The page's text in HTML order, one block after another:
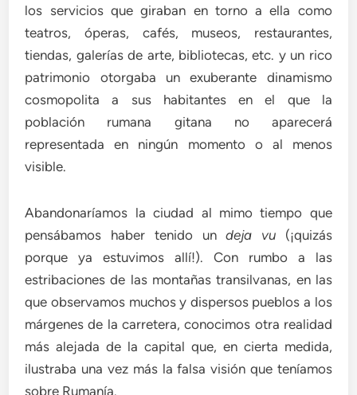
los servicios que giraban en torno a ella como
teatros, óperas, cafés, museos, restaurantes,
tiendas, galerías de arte, bibliotecas, etc. y un rico
patrimonio otorgaba un exuberante dinamismo
cosmopolita a sus habitantes en el que la
población rumana gitana no aparecerá
representada en ningún momento o al menos
visible.
Abandonaríamos la ciudad al mimo tiempo que
pensábamos haber tenido undeja vu (¡quizás
porque ya estuvimos allí!). Con rumbo a las
estribaciones de las montañas transilvanas, en las
que observamos muchos y dispersos pueblos a los
márgenes de la carretera, conocimos otra realidad
más alejada de la capital que, en cierta medida,
ilustraba una vez más la falsa visión que teníamos
sobre Rumanía.